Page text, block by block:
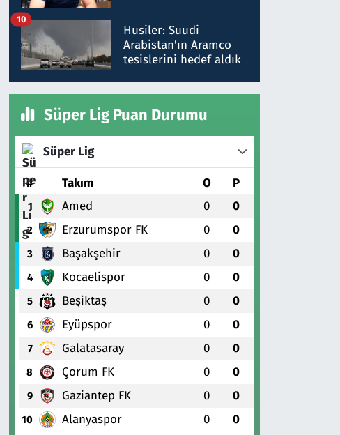
talimat verdi, ben
gönderdim
Husiler: Suudi
Arabistan'ın Aramco
tesislerini hedef aldık
10
Süper Lig Puan Durumu
Süper Lig
# Takım O P
1 Amed 0 0
2 Erzurumspor FK 0 0
3 Başakşehir 0 0
4 Kocaelispor 0 0
5 Beşiktaş 0 0
6 Eyüpspor 0 0
7 Galatasaray 0 0
8 Çorum FK 0 0
9 Gaziantep FK 0 0
10 Alanyaspor 0 0